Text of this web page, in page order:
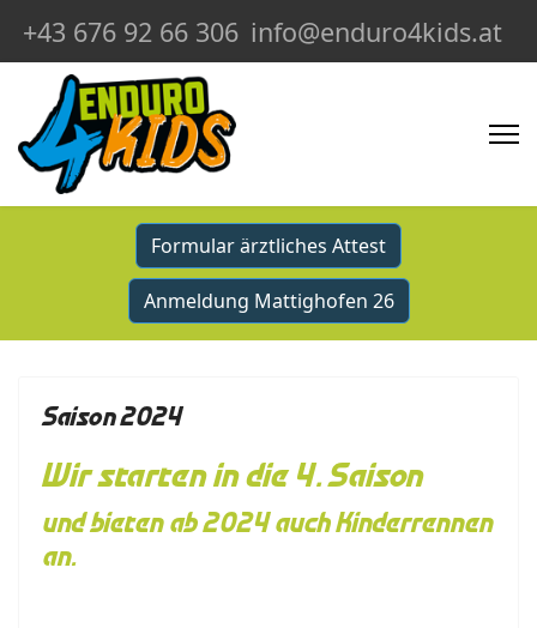
+43 676 92 66 306 info@enduro4kids.at
Formular ärztliches Attest
Anmeldung Mattighofen 26
Saison 2024
Wir starten in die 4. Saison
und bieten ab 2024 auch Kinderrennen
an.